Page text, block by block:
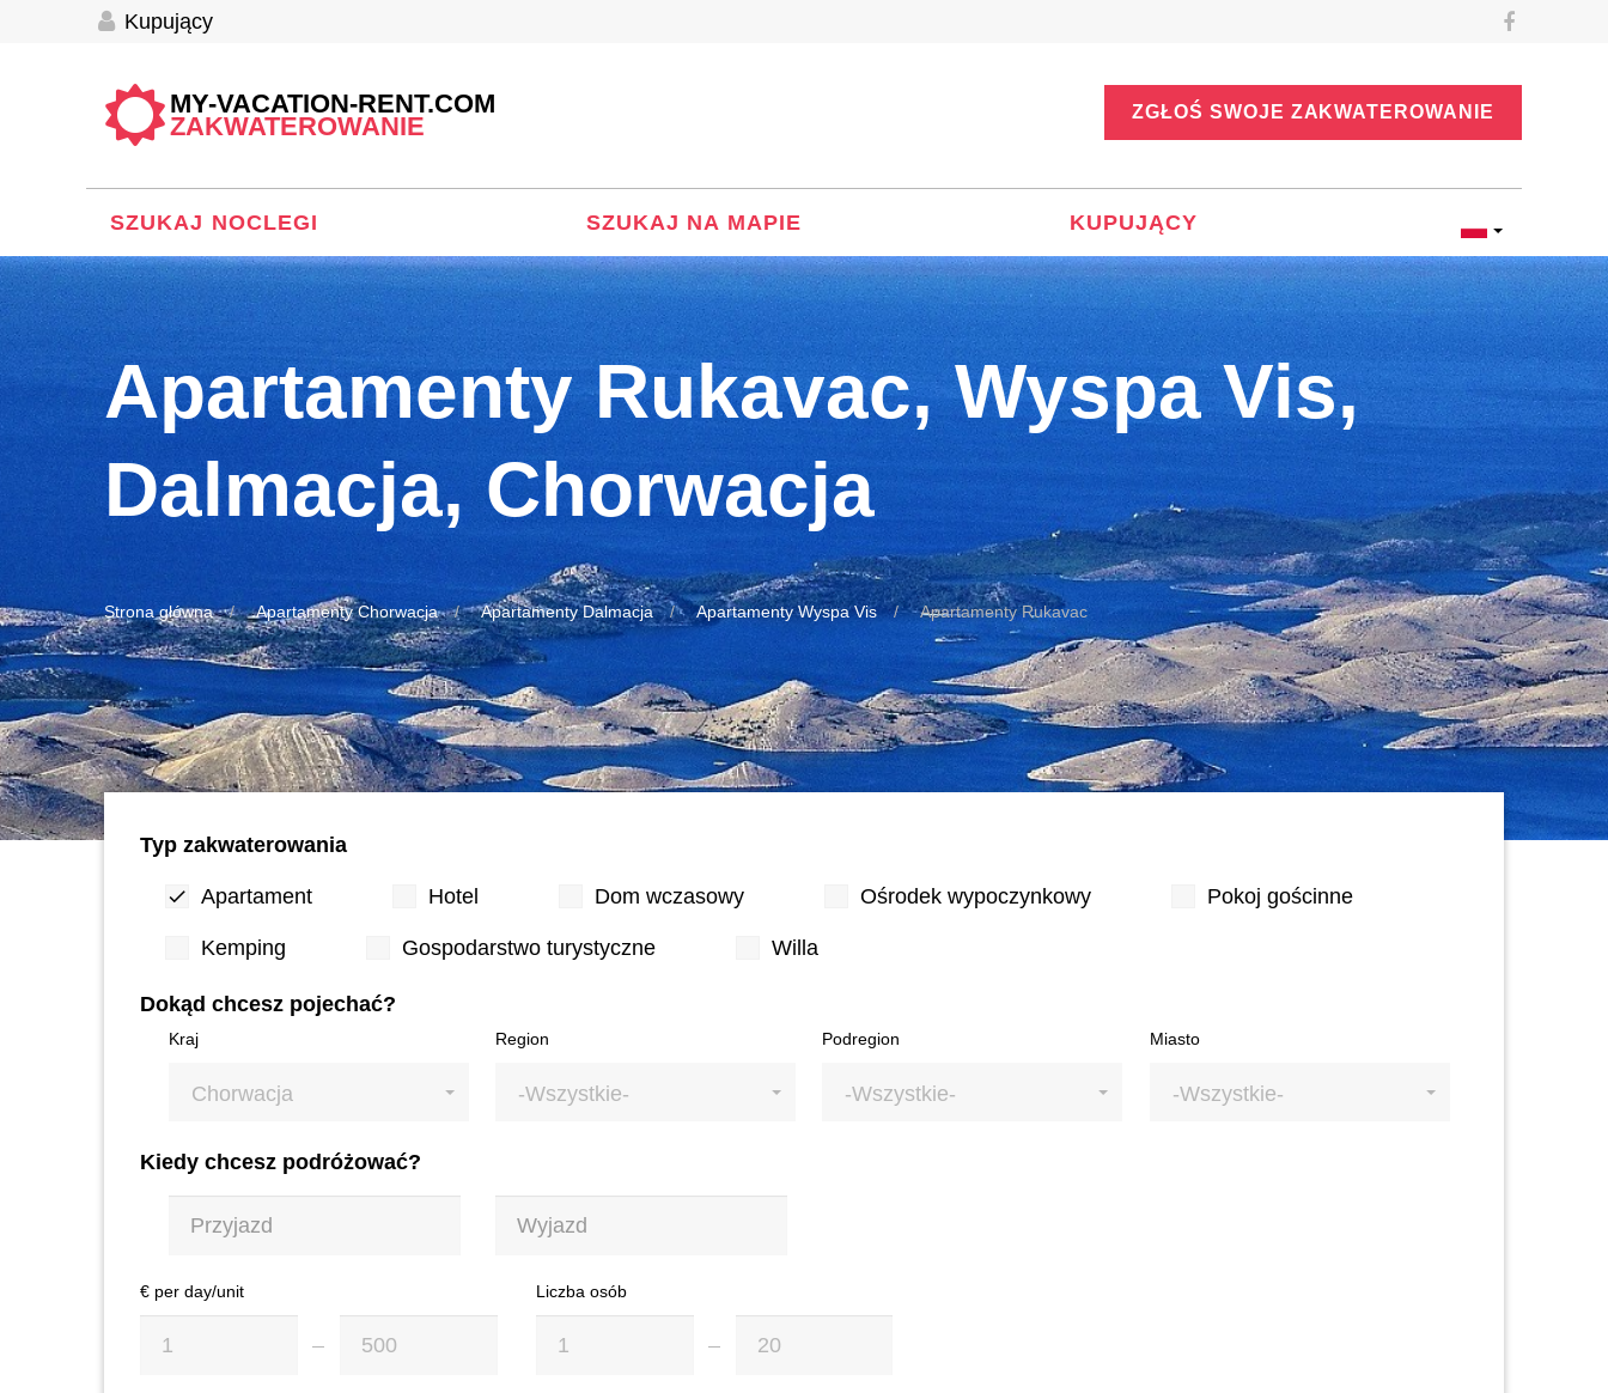
Kupujący
MY-VACATION-RENT.COM
ZAKWATEROWANIE ZGŁOŚ SWOJE ZAKWATEROWANIE
SZUKAJ NOCLEGI SZUKAJ NA MAPIE KUPUJĄCY
Apartamenty Rukavac, Wyspa Vis,
Dalmacja, Chorwacja
Strona główna Apartamenty Chorwacja Apartamenty Dalmacja Apartamenty Wyspa Vis Apartamenty Rukavac
Typ zakwaterowania
Apartament Hotel Dom wczasowy Ośrodek wypoczynkowy Pokoj gościnne
Kemping Gospodarstwo turystyczne Willa
Dokąd chcesz pojechać?
Kraj
Chorwacja
Region
-Wszystkie-
Podregion
-Wszystkie-
Miasto
-Wszystkie-
Kiedy chcesz podróżować?
€ per day/unit Liczba osób